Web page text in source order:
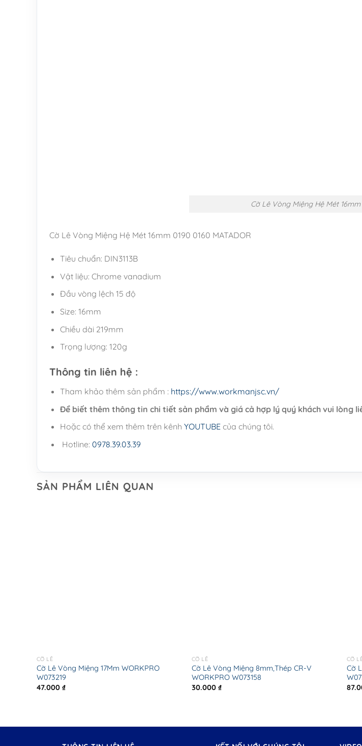
Cờ Lê Vòng Miệng Hệ Mét 16mm
Cờ Lê Vòng Miệng Hệ Mét 16mm 0190 0160 MATADOR
Tiêu chuẩn: DIN3113B
Vật liệu: Chrome vanadium
Đầu vòng lệch 15 độ
Size: 16mm
Chiều dài 219mm
Trọng lượng: 120g
Thông tin liên hệ :
Tham khảo thêm sản phẩm : https://www.workmanjsc.vn/
Để biết thêm thông tin chi tiết sản phẩm và giá cả hợp lý quý khách vui lòng
Hoặc có thể xem thêm trên kênh YOUTUBEcủa chúng tôi.
Hotline: 0978.39.03.39
SẢN PHẨM LIÊN QUAN
CỜ LÊ
Cờ Lê Vòng Miệng 17Mm WORKPRO
W073219
47.000 ₫
CỜ LÊ
Cờ Lê Vòng Miệng 8mm,Thép CR-V
WORKPRO W073158
30.000 ₫
CỜ
Cờ